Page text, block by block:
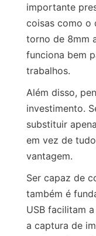
importante
coisas como o
torno de 8mm
funciona bem
trabalhos.
Além disso,
investimento.
substituir
em vez de
vantagem.
Ser capaz de
também é
USB facilitam
a captura de